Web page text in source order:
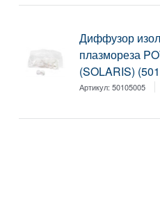
Диффузор
плазмореза
(SOLARIS)
Артикул:50105005